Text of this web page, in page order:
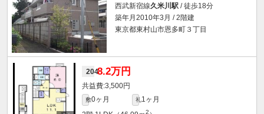
西武新宿線久米川駅 / 徒歩18分
築年月2010年3月 / 2階建
東京都東村山市恩多町３丁目
2048.2万円
3,500円
敷0ヶ月 礼1ヶ月
2